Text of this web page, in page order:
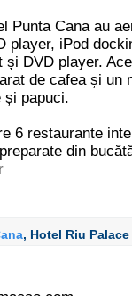
Punta Cana au
player, iPod
și DVD player.
de cafea și un
și papuci.
6 restaurante
din
, Hotel Riu